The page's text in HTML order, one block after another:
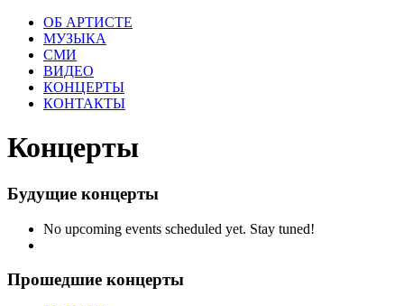
ОБ АРТИСТЕ
МУЗЫКА
СМИ
ВИДЕО
КОНЦЕРТЫ
КОНТАКТЫ
Концерты
Будущие концерты
No upcoming events scheduled yet. Stay tuned!
Прошедшие концерты